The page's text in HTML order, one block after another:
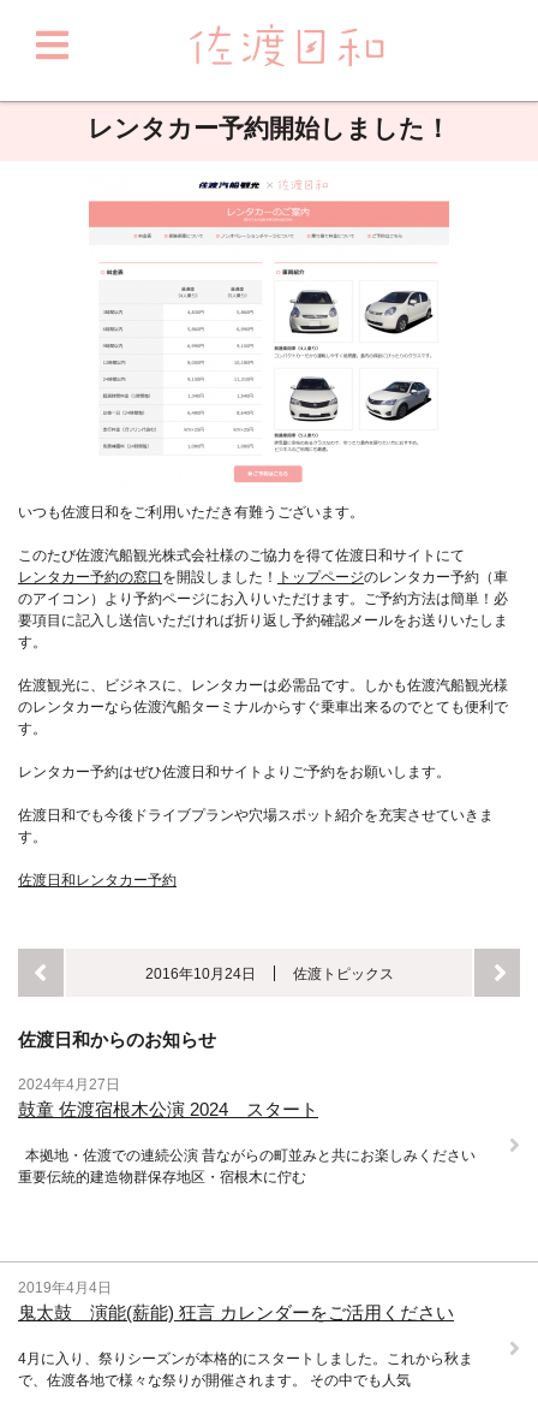
レンタカー予約開始しました！
いつも佐渡日和をご利用いただき有難うございます。
このたび佐渡汽船観光株式会社様のご協力を得て佐渡日和サイトにて
レンタカー予約の窓口 を開設しました！ トップページのレンタカー予約（車
のアイコン）より予約ページにお入りいただけます。ご予約方法は簡単！必
要項目に記入し送信いただければ折り返し予約確認メールをお送りいたしま
す。
佐渡観光に、ビジネスに、レンタカーは必需品です。しかも佐渡汽船観光様
のレンタカーなら佐渡汽船ターミナルからすぐ乗車出来るのでとても便利で
す。
レンタカー予約はぜひ佐渡日和サイトよりご予約をお願いします。
佐渡日和でも今後ドライブプランや穴場スポット紹介を充実させていきま
す。
佐渡日和レンタカー予約
2016年10月24日 佐渡トピックス
佐渡日和からのお知らせ
2024年4月27日
鼓童 佐渡宿根木公演 2024 スタート
本拠地・佐渡での連続公演 昔ながらの町並みと共にお楽しみください
重要伝統的建造物群保存地区・宿根木に佇む
2019年4月4日
鬼太鼓 演能(薪能) 狂言 カレンダーをご活用ください
4月に入り、祭りシーズンが本格的にスタートしました。これから秋ま
で、佐渡各地で様々な祭りが開催されます。 その中でも人気